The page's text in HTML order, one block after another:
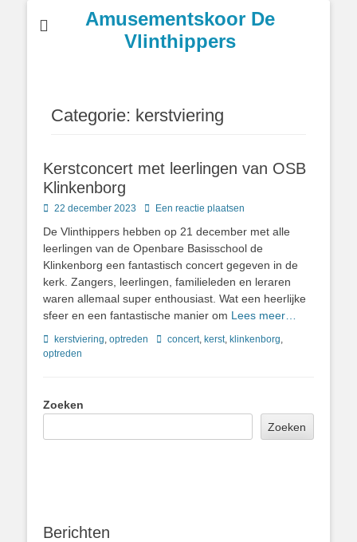
Amusementskoor De
Vlinthippers
Categorie: kerstviering
Kerstconcert met leerlingen van OSB
Klinkenborg
Geplaatst
22 december 2023 Een reactie plaatsen
De Vlinthippers hebben op 21 december met alle
leerlingen van de Openbare Basisschool de
Klinkenborg een fantastisch concert gegeven in de
kerk. Zangers, leerlingen, familieleden en leraren
waren allemaal super enthousiast. Wat een heerlijke
sfeer en een fantastische manier om Lees meer…
Categorieën
kerstviering, optreden Tagsconcert, kerst, klinkenborg,
optreden
Zoeken
Zoeken
Berichten